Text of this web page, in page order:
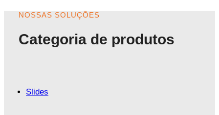
NOSSAS SOLUÇÕES
Categoria de produtos
Slides